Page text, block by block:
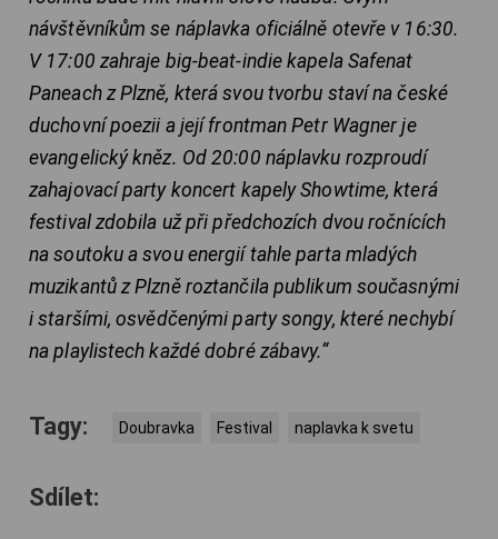
návštěvníkům se náplavka oficiálně otevře v 16:30.
V 17:00 zahraje big-beat-indie kapela Safenat
Paneach z Plzně, která svou tvorbu staví na české
duchovní poezii a její frontman Petr Wagner je
evangelický kněz. Od 20:00 náplavku rozproudí
zahajovací party koncert kapely Showtime, která
festival zdobila už při předchozích dvou ročnících
na soutoku a svou energií tahle parta mladých
muzikantů z Plzně roztančila publikum současnými
i staršími, osvědčenými party songy, které nechybí
na playlistech každé dobré zábavy.“
Tagy: Doubravka Festival naplavka k svetu
Sdílet: